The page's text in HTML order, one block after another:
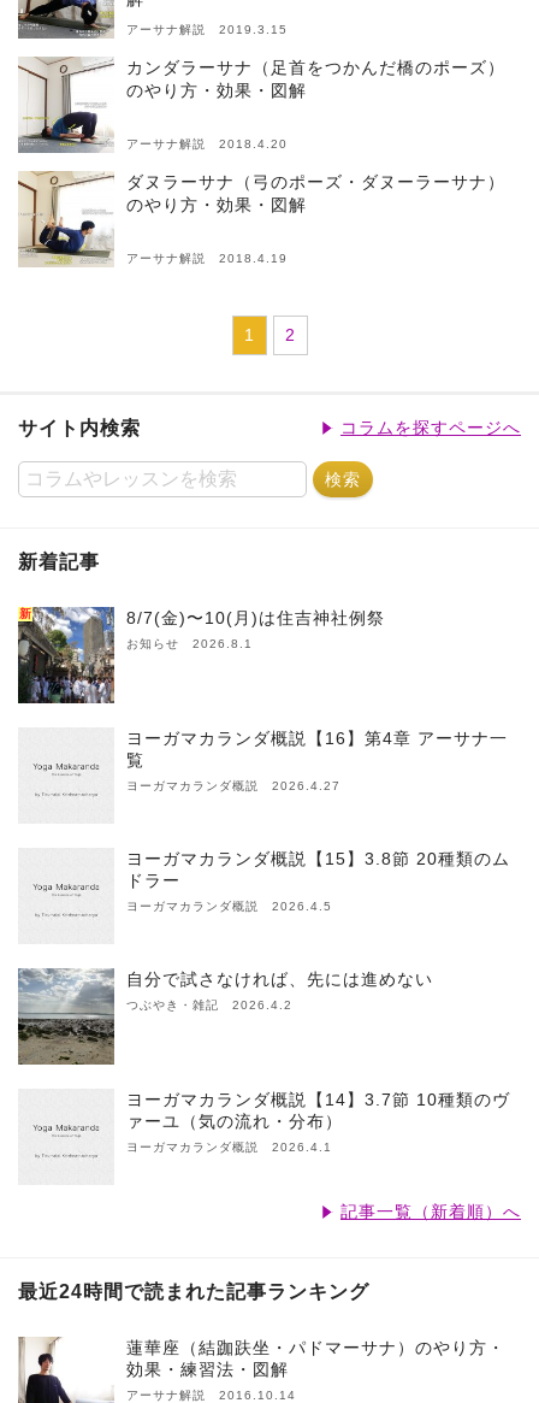
アーサナ解説 2019.3.15
カンダラーサナ（足首をつかんだ橋のポーズ）
のやり方・効果・図解
アーサナ解説 2018.4.20
ダヌラーサナ（弓のポーズ・ダヌーラーサナ）
のやり方・効果・図解
アーサナ解説 2018.4.19
1 2
サイト内検索 コラムを探すページへ
新着記事
新 8/7(金)〜10(月)は住吉神社例祭
お知らせ 2026.8.1
ヨーガマカランダ概説【16】第4章 アーサナ一
覧
ヨーガマカランダ概説 2026.4.27
ヨーガマカランダ概説【15】3.8節 20種類のム
ドラー
ヨーガマカランダ概説 2026.4.5
自分で試さなければ、先には進めない
つぶやき・雑記 2026.4.2
ヨーガマカランダ概説【14】3.7節 10種類のヴ
ァーユ（気の流れ・分布）
ヨーガマカランダ概説 2026.4.1
記事一覧（新着順）へ
最近24時間で読まれた記事ランキング
蓮華座（結跏趺坐・パドマーサナ）のやり方・
効果・練習法・図解
アーサナ解説 2016.10.14